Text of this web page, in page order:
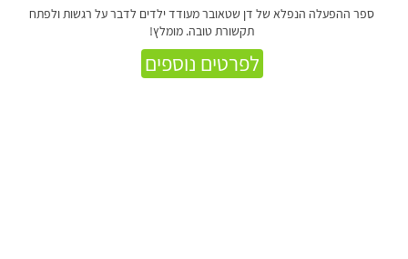
ספר ההפעלה הנפלא של דן שטאובר מעודד ילדים לדבר על רגשות ולפתח
תקשורת טובה. מומלץ!
לפרטים נוספים